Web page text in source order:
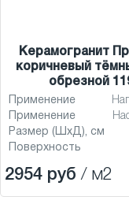
Керамогранит
коричневый
обрезной
Применение
Применение
Размер (ШхД), см
Поверхность
2954 руб / м2